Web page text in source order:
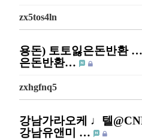
zx5tos4ln
용돈) 토토잃은돈반환
은돈반환…
zxhgfnq5
강남가라오케 ♩텔
강남유앤미 …